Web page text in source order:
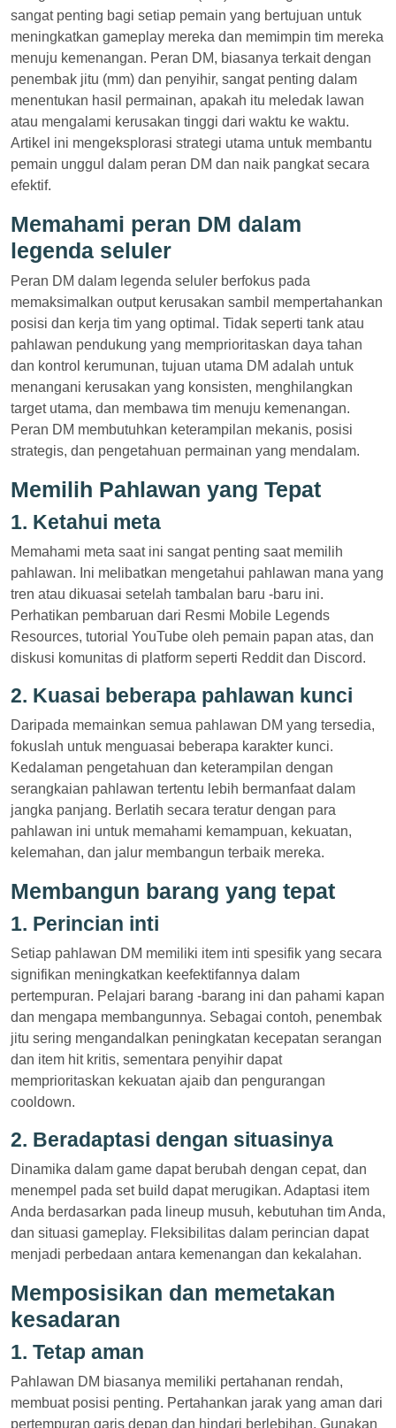
sangat penting bagi setiap pemain yang bertujuan untuk
meningkatkan gameplay mereka dan memimpin tim mereka
menuju kemenangan. Peran DM, biasanya terkait dengan
penembak jitu (mm) dan penyihir, sangat penting dalam
menentukan hasil permainan, apakah itu meledak lawan
atau mengalami kerusakan tinggi dari waktu ke waktu.
Artikel ini mengeksplorasi strategi utama untuk membantu
pemain unggul dalam peran DM dan naik pangkat secara
efektif.
Memahami peran DM dalam
legenda seluler
Peran DM dalam legenda seluler berfokus pada
memaksimalkan output kerusakan sambil mempertahankan
posisi dan kerja tim yang optimal. Tidak seperti tank atau
pahlawan pendukung yang memprioritaskan daya tahan
dan kontrol kerumunan, tujuan utama DM adalah untuk
menangani kerusakan yang konsisten, menghilangkan
target utama, dan membawa tim menuju kemenangan.
Peran DM membutuhkan keterampilan mekanis, posisi
strategis, dan pengetahuan permainan yang mendalam.
Memilih Pahlawan yang Tepat
1. Ketahui meta
Memahami meta saat ini sangat penting saat memilih
pahlawan. Ini melibatkan mengetahui pahlawan mana yang
tren atau dikuasai setelah tambalan baru -baru ini.
Perhatikan pembaruan dari Resmi Mobile Legends
Resources, tutorial YouTube oleh pemain papan atas, dan
diskusi komunitas di platform seperti Reddit dan Discord.
2. Kuasai beberapa pahlawan kunci
Daripada memainkan semua pahlawan DM yang tersedia,
fokuslah untuk menguasai beberapa karakter kunci.
Kedalaman pengetahuan dan keterampilan dengan
serangkaian pahlawan tertentu lebih bermanfaat dalam
jangka panjang. Berlatih secara teratur dengan para
pahlawan ini untuk memahami kemampuan, kekuatan,
kelemahan, dan jalur membangun terbaik mereka.
Membangun barang yang tepat
1. Perincian inti
Setiap pahlawan DM memiliki item inti spesifik yang secara
signifikan meningkatkan keefektifannya dalam
pertempuran. Pelajari barang -barang ini dan pahami kapan
dan mengapa membangunnya. Sebagai contoh, penembak
jitu sering mengandalkan peningkatan kecepatan serangan
dan item hit kritis, sementara penyihir dapat
memprioritaskan kekuatan ajaib dan pengurangan
cooldown.
2. Beradaptasi dengan situasinya
Dinamika dalam game dapat berubah dengan cepat, dan
menempel pada set build dapat merugikan. Adaptasi item
Anda berdasarkan pada lineup musuh, kebutuhan tim Anda,
dan situasi gameplay. Fleksibilitas dalam perincian dapat
menjadi perbedaan antara kemenangan dan kekalahan.
Memposisikan dan memetakan
kesadaran
1. Tetap aman
Pahlawan DM biasanya memiliki pertahanan rendah,
membuat posisi penting. Pertahankan jarak yang aman dari
pertempuran garis depan dan hindari berlebihan. Gunakan